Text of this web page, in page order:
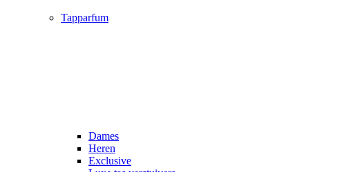
Tapparfum
Dames
Heren
Exclusive